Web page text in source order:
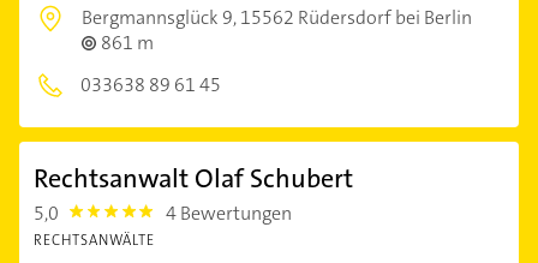
Bergmannsglück 9,15562 Rüdersdorf bei Berlin
861 m
033638 89 61 45
Rechtsanwalt Olaf Schubert
5,0 5.0 4 Bewertungen
RECHTSANWÄLTE